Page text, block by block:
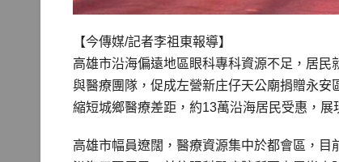
【今傳媒/記者李祖東報導】
高雄市沿海偏遠地區眼科專科資源不足，居
與醫療團隊，促成左營新庄仔天公廟捐贈永
縮短城鄉醫療差距，約13萬沿海居民受惠，展
高雄市幅員遼闊，醫療資源集中於都會區，